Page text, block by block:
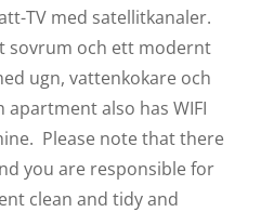
TV med satellitkanaler.
sovrum och ett modernt
ugn, vattenkokare och
apartment also has WIFI
Please note that there
you are responsible for
clean and tidy and